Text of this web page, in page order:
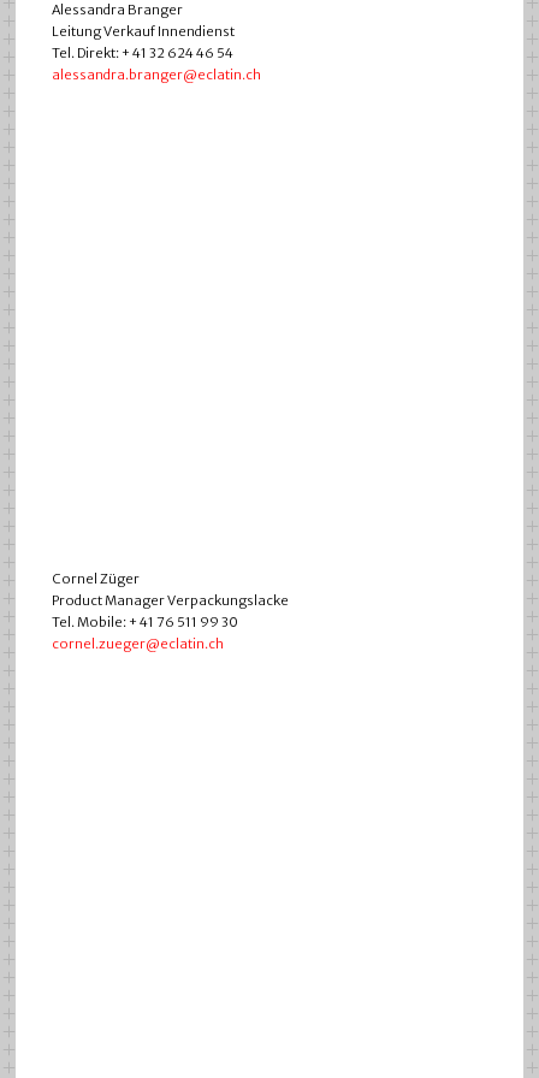
Alessandra Branger
Leitung Verkauf Innendienst
Tel. Direkt: + 41 32 624 46 54
alessandra.branger@eclatin.ch
Cornel Züger
Product Manager Verpackungslacke
Tel. Mobile: + 41 76 511 99 30
cornel.zueger@eclatin.ch